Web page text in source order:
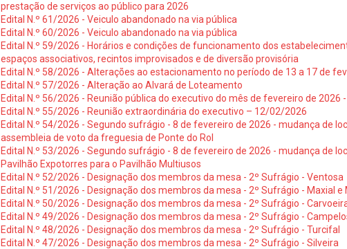
prestação de serviços ao público para 2026
Edital N.º 61/2026 - Veiculo abandonado na via pública
Edital N.º 60/2026 - Veiculo abandonado na via pública
Edital N.º 59/2026 - Horários e condições de funcionamento dos
espaços associativos, recintos improvisados e de diversão provisória
Edital N.º 58/2026 - Alterações ao estacionamento no período de 13 a 17 de
Edital N.º 57/2026 - Alteração ao Alvará de Loteamento
Edital N.º 56/2026 - Reunião pública do executivo do mês de fevereiro de 2026
Edital N.º 55/2026 - Reunião extraordinária do executivo – 12/02/2026
Edital N.º 54/2026 - Segundo sufrágio - 8 de fevereiro de 2026 - mudança de
assembleia de voto da freguesia de Ponte do Rol
Edital N.º 53/2026 - Segundo sufrágio - 8 de fevereiro de 2026 - mudança de
Pavilhão Expotorres para o Pavilhão Multiusos
Edital N.º 52/2026 - Designação dos membros da mesa - 2º Sufrágio - Ventosa
Edital N.º 51/2026 - Designação dos membros da mesa - 2º Sufrágio - Maxial e
Edital N.º 50/2026 - Designação dos membros da mesa - 2º Sufrágio -
Edital N.º 49/2026 - Designação dos membros da mesa - 2º Sufrágio -
Edital N.º 48/2026 - Designação dos membros da mesa - 2º Sufrágio - Turcifal
Edital N.º 47/2026 - Designação dos membros da mesa - 2º Sufrágio - Silveira